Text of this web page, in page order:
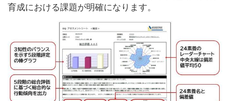
育成における課題が明確になります。